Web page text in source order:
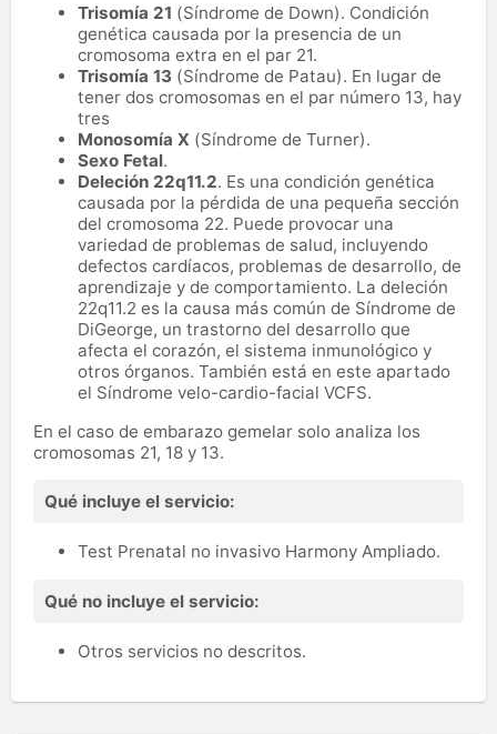
Trisomía 21 (Síndrome de Down). Condición
genética causada por la presencia de un
cromosoma extra en el par 21.
Trisomía 13 (Síndrome de Patau). En lugar de
tener dos cromosomas en el par número 13, hay
tres
Monosomía X (Síndrome de Turner).
Sexo Fetal.
Deleción 22q11.2. Es una condición genética
causada por la pérdida de una pequeña sección
del cromosoma 22. Puede provocar una
variedad de problemas de salud, incluyendo
defectos cardíacos, problemas de desarrollo, de
aprendizaje y de comportamiento. La deleción
22q11.2 es la causa más común de Síndrome de
DiGeorge, un trastorno del desarrollo que
afecta el corazón, el sistema inmunológico y
otros órganos. También está en este apartado
el Síndrome velo-cardio-facial VCFS.
En el caso de embarazo gemelar solo analiza los
cromosomas 21, 18 y 13.
Qué incluye el servicio:
Test Prenatal no invasivo Harmony Ampliado.
Qué no incluye el servicio:
Otros servicios no descritos.